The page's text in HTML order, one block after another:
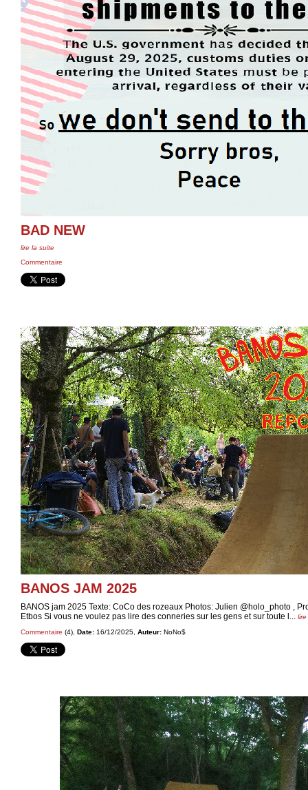
BAD NEW
lire la suite
Commentaire
BANOS JAM 2025
BANOS jam 2025 Texte: CoCo des rozeaux Photos: Julien @holo_photo ,
Etbos Si vous ne voulez pas lire des conneries sur les gens et sur toute l...
Commentaire (4), Date: 16/12/2025, Auteur: NoNo$